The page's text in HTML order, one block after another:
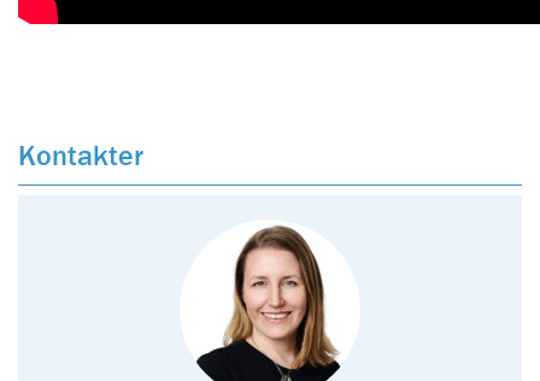
Kontakter